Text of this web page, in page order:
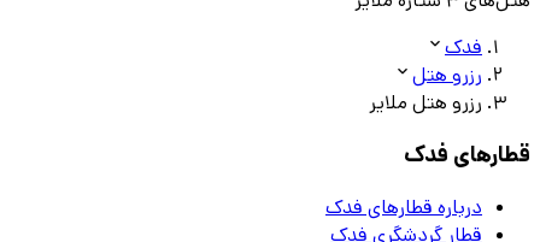
فدک
رزرو هتل
رزرو هتل ملاير
قطارهای فدک
درباره قطارهای فدک
قطار گردشگری فدک